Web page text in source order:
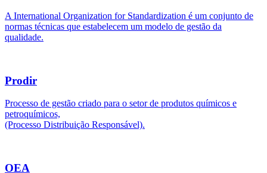
A International Organization for Standardization é um conjunto de
normas técnicas que estabelecem um modelo de gestão da
qualidade.
Prodir
Processo de gestão criado para o setor de produtos químicos e
petroquímicos,
(Processo Distribuição Responsável).
OEA